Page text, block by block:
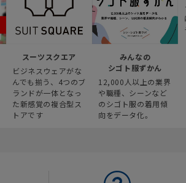
スーツスクエア
ビジネスウェアがな
んでも揃う、4つのブ
ランドが一体となっ
た新感覚の複合型ス
トアです
みんなの
シゴト服ずかん
12,000人以上の業界
や職種、シーンなど
のシゴト服の着用傾
向をデータ化。